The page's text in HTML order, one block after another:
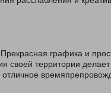
графика и
своей территории